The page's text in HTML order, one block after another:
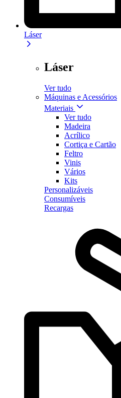
Láser
Láser
Ver tudo
Máquinas e Acessórios
Materiais
Ver tudo
Madeira
Acrílico
Cortiça e Cartão
Feltro
Vinis
Vários
Kits
Personalizáveis
Consumíveis
Recargas